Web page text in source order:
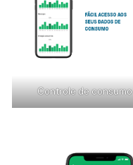
Controle de consumo